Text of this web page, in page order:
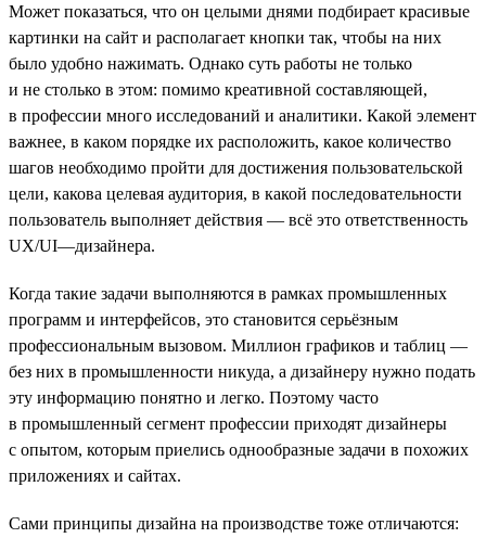
Может показаться, что он целыми днями подбирает красивые
картинки на сайт и располагает кнопки так, чтобы на них
было удобно нажимать. Однако суть работы не только
и не столько в этом: помимо креативной составляющей,
в профессии много исследований и аналитики. Какой элемент
важнее, в каком порядке их расположить, какое количество
шагов необходимо пройти для достижения пользовательской
цели, какова целевая аудитория, в какой последовательности
пользователь выполняет действия — всё это ответственность
UX/UI—дизайнера.
Когда такие задачи выполняются в рамках промышленных
программ и интерфейсов, это становится серьёзным
профессиональным вызовом. Миллион графиков и таблиц —
без них в промышленности никуда, а дизайнеру нужно подать
эту информацию понятно и легко. Поэтому часто
в промышленный сегмент профессии приходят дизайнеры
с опытом, которым приелись однообразные задачи в похожих
приложениях и сайтах.
Сами принципы дизайна на производстве тоже отличаются: